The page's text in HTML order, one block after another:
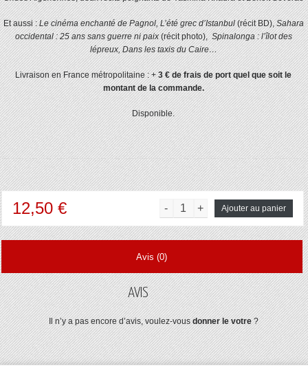
Et aussi :Le cinéma enchanté de Pagnol, L’été grec d’Istanbul(récit BD),Sahara
occidental : 25 ans sans guerre ni paix(récit photo),Spinalonga : l’îlot des
lépreux,Dans les taxis du Caire…
Livraison en France métropolitaine : +3 € de frais de port quel que soit le
montant de la commande.
Disponible.
12,50 € Ajouter au panier
Avis (0)
AVIS
Il n’y a pas encore d’avis, voulez-vousdonner le votre?